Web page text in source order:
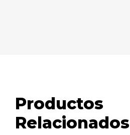
Productos
Relacionados